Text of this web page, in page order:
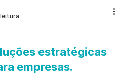
estratégicas
empresas.